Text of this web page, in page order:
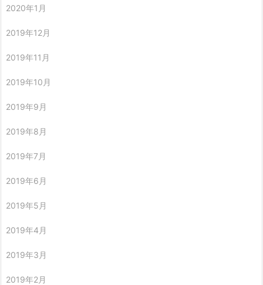
2020年1月
2019年12月
2019年11月
2019年10月
2019年9月
2019年8月
2019年7月
2019年6月
2019年5月
2019年4月
2019年3月
2019年2月